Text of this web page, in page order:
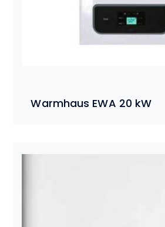
Warmhaus EWA 20 kW